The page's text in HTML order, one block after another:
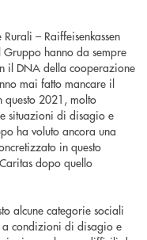
– Raiffeisenkassen
Gruppo hanno da sempre
il DNA della cooperazione
mai fatto mancare il
questo 2021, molto
situazioni di disagio e
ha voluto ancora una
in questo
dopo quello
alcune categorie sociali
condizioni di disagio e